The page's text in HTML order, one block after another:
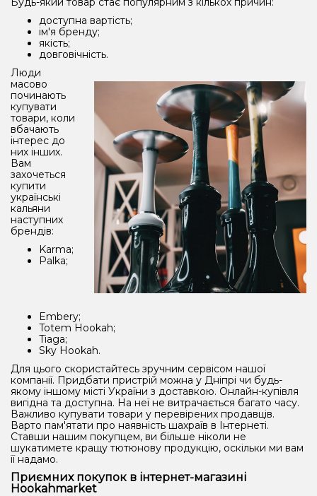
доступна вартість;
ім'я бренду;
якість;
довговічність.
Люди
масово
починають
купувати
товари, коли
вбачають
інтерес до
них інших.
Вам
захочеться
купити
українські
кальяни
наступних
брендів:
Karma;
Palka;
Embery;
Totem Hookah;
Tiaga;
Sky Hookah.
Для цього скористайтесь зручним сервісом нашої
компанії. Придбати пристрій можна у Дніпрі чи будь-
якому іншому місті України з доставкою. Онлайн-купівля
вигідна та доступна. На неї не витрачається багато часу.
Важливо купувати товари у перевірених продавців.
Варто пам'ятати про наявність шахраїв в Інтернеті.
Ставши нашим покупцем, ви більше ніколи не
шукатимете кращу тютюнову продукцію, оскільки ми вам
її надамо.
Приємних покупок в інтернет-магазині
Hookahmarket